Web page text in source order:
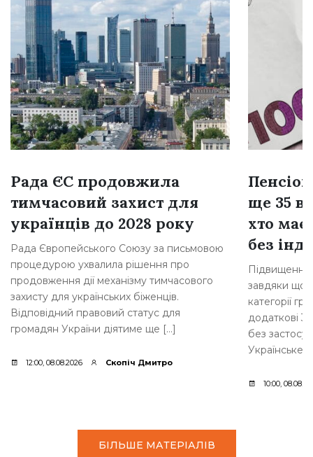
Рада ЄС продовжила
тимчасовий захист для
українців до 2028 року
Рада Європейського Союзу за письмовою
процедурою ухвалила рішення про
продовження дії механізму тимчасового
захисту для українських біженців.
Відповідний правовий статус для
громадян України діятиме ще […]
12:00, 08.08.2026 Скопіч Дмитро
ще 35
хто
без
Підвищення
завдяки
категорії
додаткові
без
Українське
10:00,
БІЛЬШЕ МАТЕРІАЛІВ